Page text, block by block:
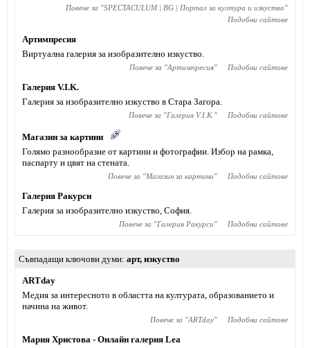
Повече за "SPECTACULUM | BG | Портал за култура и изкуство"
Подобни сайтове
Артимпресия
Виртуална галерия за изобразително изкуство.
Повече за "Артимпресия" Подобни сайтове
Галерия V.I.K.
Галерия за изобразително изкуство в Стара Загора.
Повече за "Галерия V.I.K. " Подобни сайтове
Магазин за картини
Голямо разнообразие от картини и фотографии. Избор на рамка,
паспарту и цвят на стената.
Повече за "Магазин за картини" Подобни сайтове
Галерия Ракурси
Галерия за изобразително изкуство, София.
Повече за "Галерия Ракурси" Подобни сайтове
Съвпадащи ключови думи арт, изкуство
АRTday
Медия за интересното в областта на културата, образованието и
начина на живот.
Повече за "АRTday" Подобни сайтове
Мария Христова - Онлайн галерия Lea